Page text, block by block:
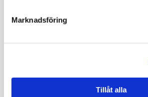
Marknadsföring
Tillåt alla
Moms och eventuella fraktkostnader
köpet bekräftas i kassan.
Ångerrätt
Som privatperson har du en laglig